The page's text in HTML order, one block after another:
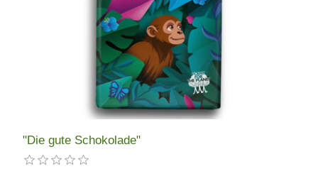
"Die gute Schokolade"